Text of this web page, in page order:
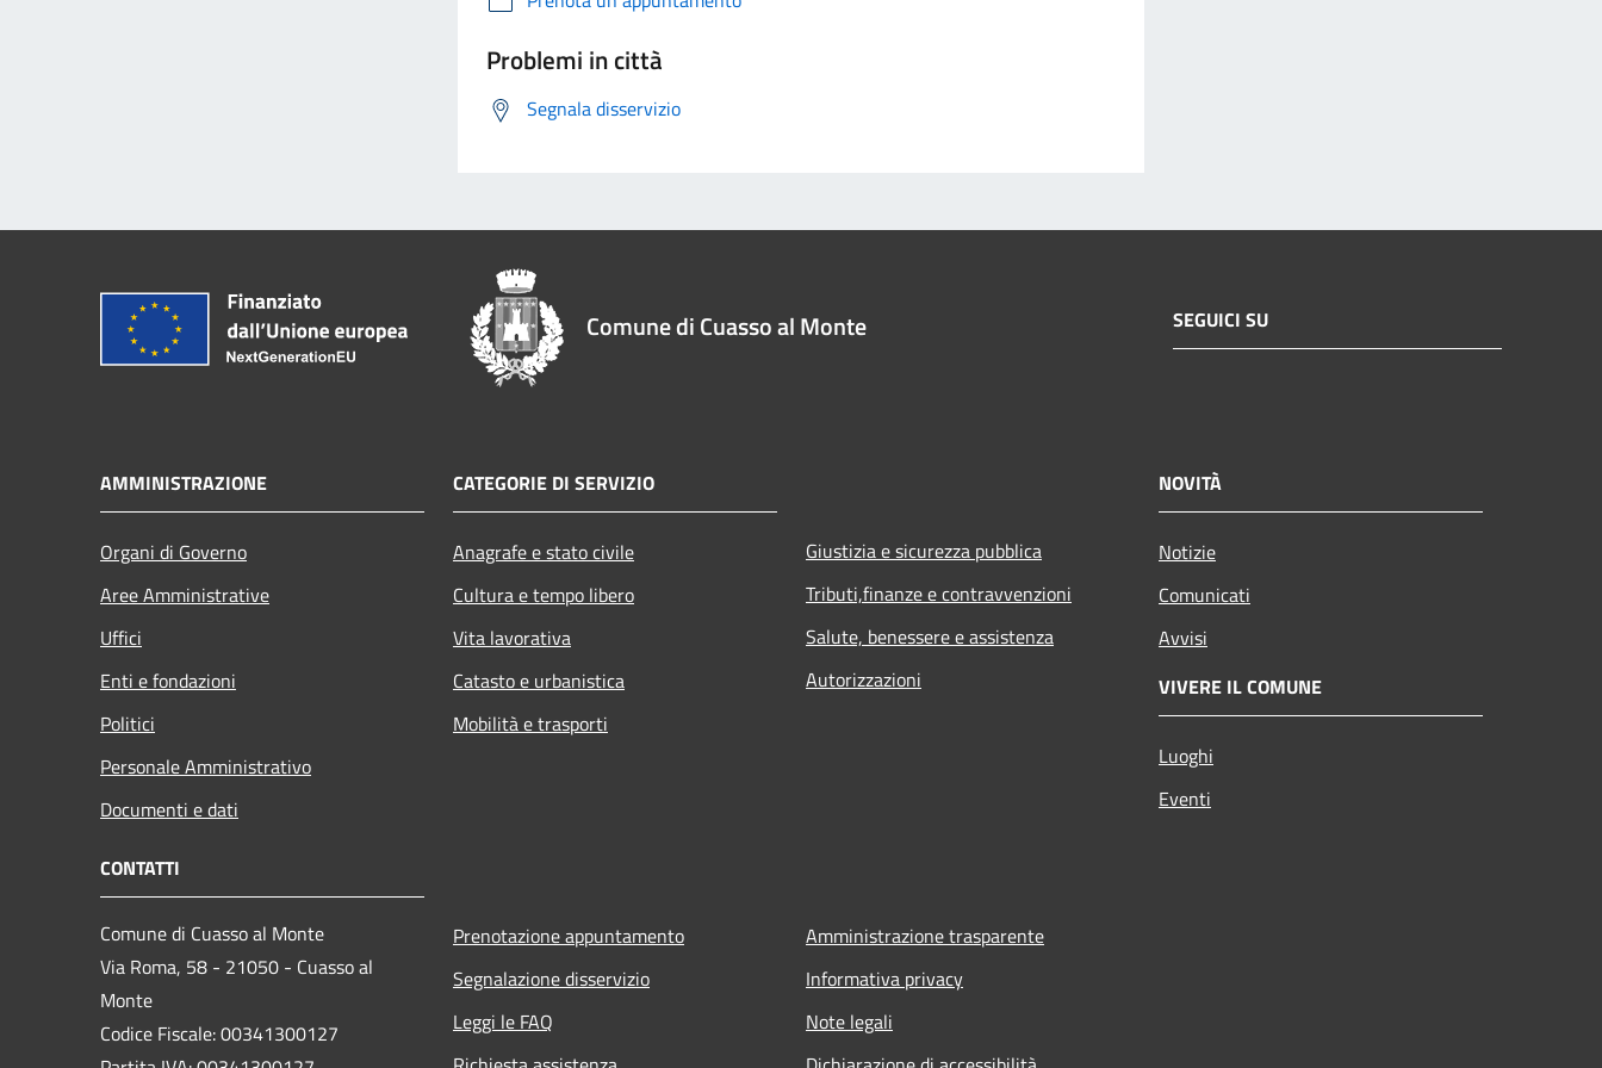
Problemi in città
Segnala disservizio
Comune di Cuasso al Monte SEGUICI SU
AMMINISTRAZIONE
Organi di Governo
Aree Amministrative
Uffici
Enti e fondazioni
Politici
Personale Amministrativo
Documenti e dati
CATEGORIE DI SERVIZIO
Anagrafe e stato civile
Cultura e tempo libero
Vita lavorativa
Catasto e urbanistica
Mobilità e trasporti
Giustizia e sicurezza pubblica
Tributi,finanze e contravvenzioni
Salute, benessere e assistenza
Autorizzazioni
NOVITÀ
Notizie
Comunicati
Avvisi
VIVERE IL COMUNE
Luoghi
Eventi
CONTATTI
Comune di Cuasso al Monte
Via Roma, 58 - 21050 - Cuasso al
Monte
Codice Fiscale: 00341300127
Prenotazione appuntamento
Segnalazione disservizio
Leggi le FAQ
Amministrazione trasparente
Informativa privacy
Note legali